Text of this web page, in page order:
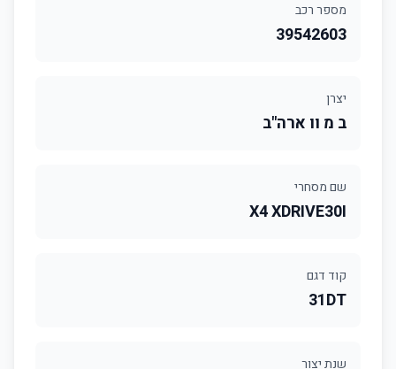
מספר רכב
39542603
יצרן
ב מ וו ארה"ב
שם מסחרי
X4 XDRIVE30I
קוד דגם
31DT
שנת יצור